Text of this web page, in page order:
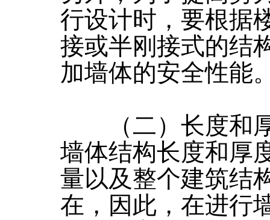
行设计时，要根据
接或半刚接式的结
加墙体的安全性能
（二）长度和厚
墙体结构长度和厚
量以及整个建筑结
在，因此，在进行